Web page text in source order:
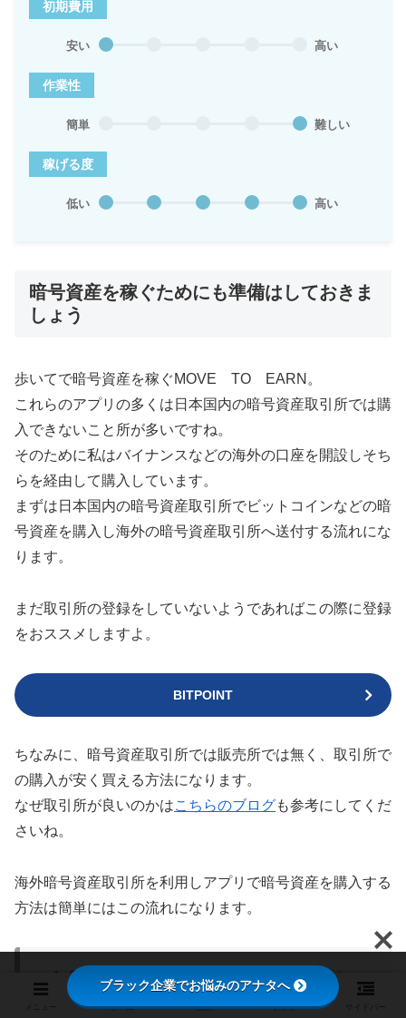
初期費用
安い 高い
作業性
簡単 難しい
稼げる度
低い 高い
暗号資産を稼ぐためにも準備はしておきま
しょう
歩いてで暗号資産を稼ぐMOVE TO EARN。
これらのアプリの多くは日本国内の暗号資産取引所では購
入できないこと所が多いですね。
そのために私はバイナンスなどの海外の口座を開設しそち
らを経由して購入しています。
まずは日本国内の暗号資産取引所でビットコインなどの暗
号資産を購入し海外の暗号資産取引所へ送付する流れにな
ります。
まだ取引所の登録をしていないようであればこの際に登録
をおススメしますよ。
BITPOINT
ちなみに、暗号資産取引所では販売所では無く、取引所で
の購入が安く買える方法になります。
なぜ取引所が良いのかはこちらのブログも参考にしてくだ
さいね。
海外暗号資産取引所を利用しアプリで暗号資産を購入する
方法は簡単にはこの流れになります。
日本国内の取引所で暗号資産（ビットコイン
がおススメ）を購入
ホーム 検索 トップ
ブラック企業でお悩みのアナタへ